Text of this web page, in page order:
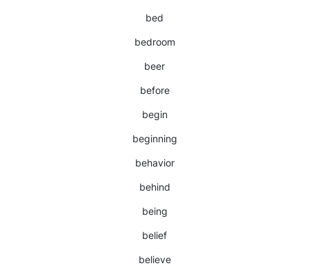
bed
bedroom
beer
before
begin
beginning
behavior
behind
being
belief
believe